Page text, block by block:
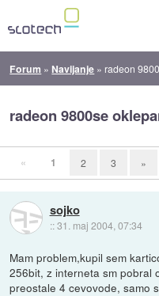
Forum » Navijanje » radeon
radeon 9800se
« 1 2 3 »
sojko
::31. maj 2004, 07:34
Mam problem,kupil sem
256bit, z interneta sm pobral
preostale 4 cevovode, samo